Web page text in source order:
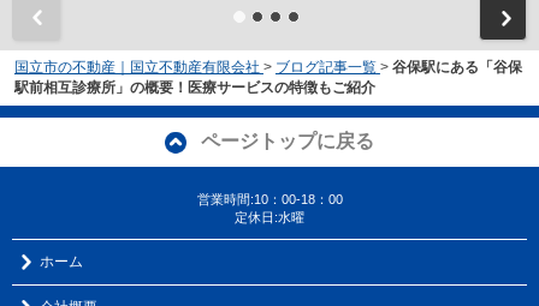
国立市の不動産｜国立不動産有限会社 > ブログ記事一覧 > 谷保駅にある「谷保
駅前相互診療所」の概要！医療サービスの特徴もご紹介
ページトップに戻る
営業時間:10：00-18：00
定休日:水曜
ホーム